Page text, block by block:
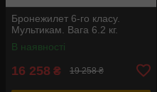
Бронежилет 6-го класу.
Мультикам. Вага 6.2 кг.
В наявності
16 258 ₴ 19 258 ₴